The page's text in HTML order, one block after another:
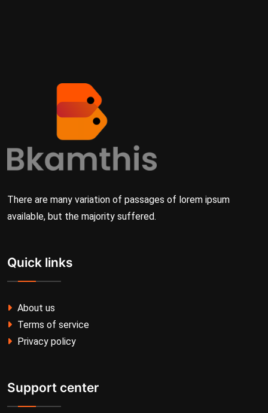
There are many variation of passages of lorem ipsum
available, but the majority suffered.
Quick links
About us
Terms of service
Privacy policy
Support center